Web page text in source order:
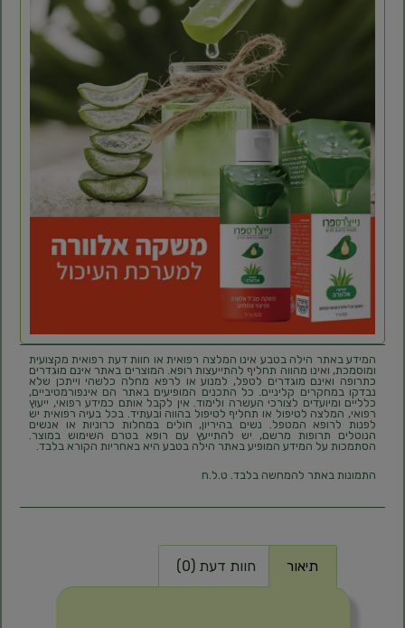
המידע באתר הילה בטבע אינו המלצה רפואית או חוות דעת רפואית מקצועית
ומוסמכת, ואינו מהווה תחליף להתייעצות רופא. המוצרים באתר אינם מוגדרים
כתרופה ואינם מוגדרים לטפל, למנוע או לרפא מחלה כלשהי וייתכן שלא
נבדקו במחקרים קליניים. כל התכנים המופיעים באתר הם אינפורמטיביים,
כלליים ומיועדים לצורכי העשרה ולימוד. אין לקבל אותם כמידע רפואי, ייעוץ
רפואי, המלצה לטיפול או תחליף לטיפול בהווה ובעתיד. בכל בעיה רפואית יש
לפנות לרופא המטפל. נשים בהיריון, חולים במחלות כרוניות או אנשים
הנוטלים תרופות מרשם, יש להתייעץ עם רופא בטרם השימוש במוצר.
הסתמכות על המידע המופיע באתר הילה בטבע היא באחריות הקורא בלבד.
התמונות באתר להמחשה בלבד. ט.ל.ח
תיאור חוות דעת (0)